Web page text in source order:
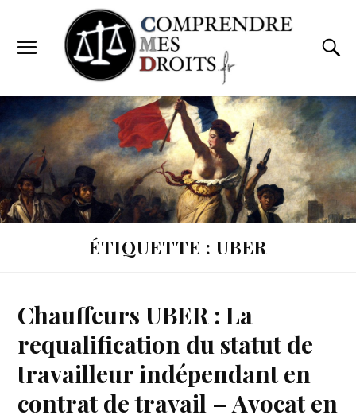
ÉTIQUETTE : UBER
Chauffeurs UBER : La
requalification du statut de
travailleur indépendant en
contrat de travail – Avocat en